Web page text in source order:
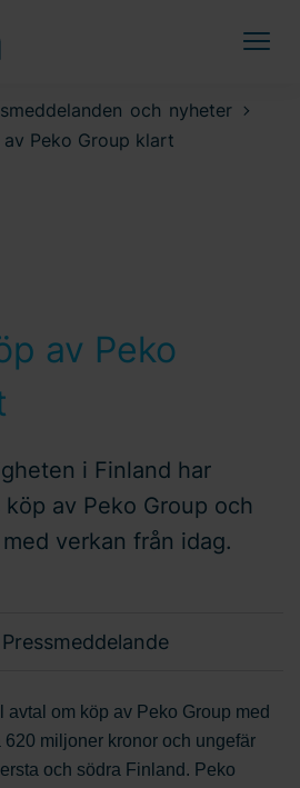
och nyheter
Peko Group klart
av Peko
i Finland har
av Peko Group och
verkan från idag.
Pressmeddelande
avtal om köp av Peko Group med
miljoner kronor och ungefär
och södra Finland. Peko